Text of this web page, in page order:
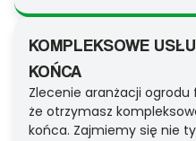
KOMPLEKSOWE
KOŃCA
Zlecenie aranżacji ogrodu
że otrzymasz
końca. Zajmiemy się nie